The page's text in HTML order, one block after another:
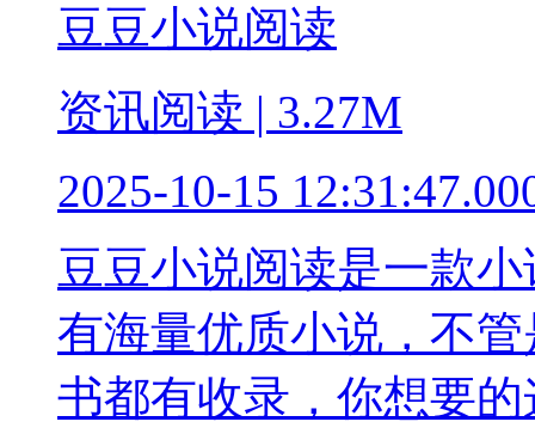
豆豆小说阅读
资讯阅读 | 3.27M
2025-10-15
豆豆小说阅读是一款
有海量优质小说，不
书都有收录，你想要